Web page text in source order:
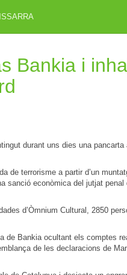
Bankia i
durant uns dies una
de terrorisme a partir d’un
sanció econòmica del jutjat
d’Òmnium Cultural, 2850
Bankia ocultant els comptes
de les declaracions de